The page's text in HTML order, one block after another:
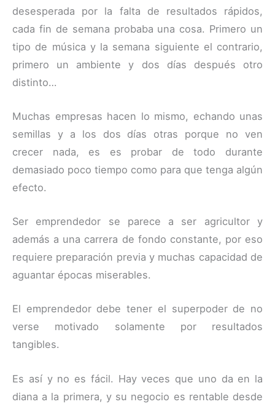
desesperada por la falta de resultados rápidos,
cada fin de semana probaba una cosa. Primero un
tipo de música y la semana siguiente el contrario,
primero un ambiente y dos días después otro
distinto…
Muchas empresas hacen lo mismo, echando unas
semillas y a los dos días otras porque no ven
crecer nada, es es probar de todo durante
demasiado poco tiempo como para que tenga algún
efecto.
Ser emprendedor se parece a ser agricultor y
además a una carrera de fondo constante, por eso
requiere preparación previa y muchas capacidad de
aguantar épocas miserables.
El emprendedor debe tener el superpoder de no
verse motivado solamente por resultados
tangibles.
Es así y no es fácil. Hay veces que uno da en la
diana a la primera, y su negocio es rentable desde